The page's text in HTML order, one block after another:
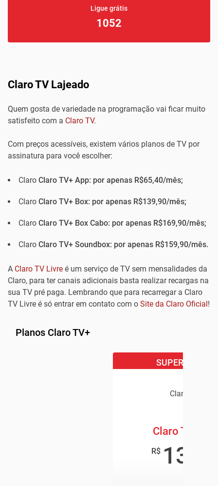
Ligue grátis
1052
Claro TV Lajeado
Quem gosta de variedade na programação vai ficar muito
satisfeito com a Claro TV.
Com preços acessíveis, existem vários planos de TV por
assinatura para você escolher:
Claro Claro TV+ App: por apenas R$65,40/mês;
Claro Claro TV+ Box: por apenas R$139,90/mês;
Claro Claro TV+ Box Cabo: por apenas R$169,90/mês;
Claro Claro TV+ Soundbox: por apenas R$159,90/mês.
A Claro TV Livre é um serviço de TV sem mensalidades da
Claro, para ter canais adicionais basta realizar recargas na
sua TV pré paga. Lembrando que para recarregar a Claro
TV Livre é só entrar em contato com o Site da Claro Oficial!
Planos Claro TV+
SUPER OFERTA
Claro TV+
Claro TV+
R$ 139